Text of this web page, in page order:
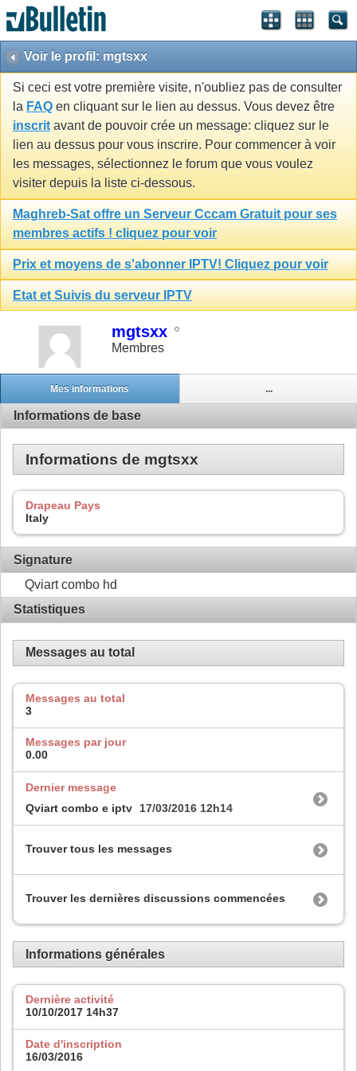
Voir le profil: mgtsxx
Si ceci est votre première visite, n'oubliez pas de consulter
la FAQ en cliquant sur le lien au dessus. Vous devez être
inscrit avant de pouvoir crée un message: cliquez sur le
lien au dessus pour vous inscrire. Pour commencer à voir
les messages, sélectionnez le forum que vous voulez
visiter depuis la liste ci-dessous.
Maghreb-Sat offre un Serveur Cccam Gratuit pour ses
membres actifs ! cliquez pour voir
Prix et moyens de s'abonner IPTV! Cliquez pour voir
Etat et Suivis du serveur IPTV
mgtsxx
Membres
Mes informations ...
Informations de base
Informations de mgtsxx
Drapeau Pays
Italy
Signature
Qviart combo hd
Statistiques
Messages au total
Messages au total
3
Messages par jour
0.00
Dernier message
Qviart combo e iptv
17/03/2016 12h14
Trouver tous les messages
Trouver les dernières discussions commencées
Informations générales
Dernière activité
10/10/2017 14h37
Date d'inscription
16/03/2016